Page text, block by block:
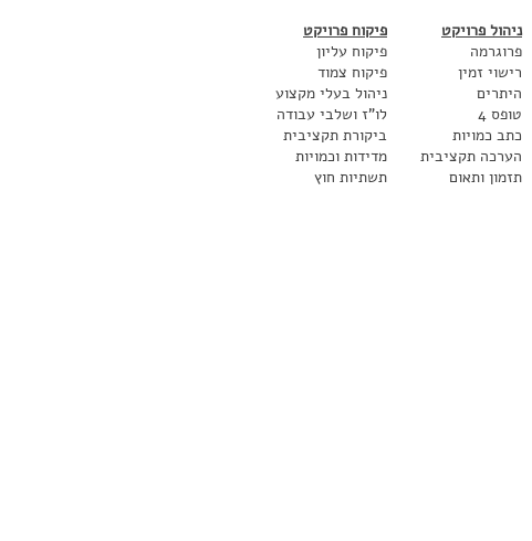
פיקוח פרויקט
פיקוח עליון
פיקוח צמוד
ניהול בעלי מקצוע
לו"ז ושלבי עבודה
ביקורת תקציבית
מדידות וכמויות
תשתיות חוץ
ניהול פרויקט
פרוגרמה
רישוי זמין
היתרים
טופס 4
כתב כמויות
הערכה תקציבית
תזמון ותאום